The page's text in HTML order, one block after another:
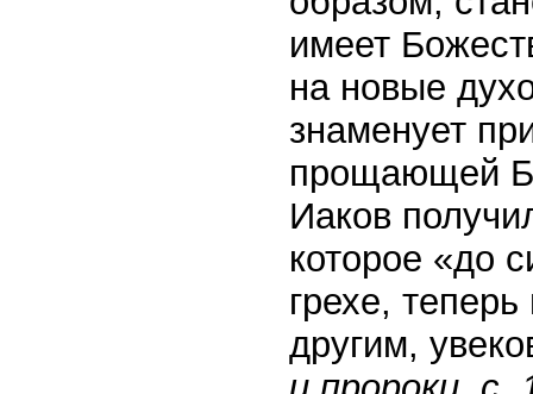
имеет
на новые
знаменует
прощающей
Иаков
которое «до
грехе,
другим,